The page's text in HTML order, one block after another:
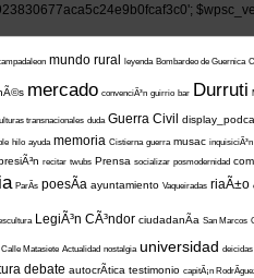
mundo rural leyenda Bombardeo de Guernica
mercado convenciÃ³n guirrio bar Durruti
transnacionales duda Guerra Civil
hilo ayuda memoria Cistierna guerra musac inquisiciÃ³n
recitar twubs Prensa socializar posmodernidad
ParÃ­s poesÃ­a ayuntamiento Vaqueiradas riaÃ±o
LegiÃ³n CÃ³ndor ciudadanÃ­a San Marcos
Calle Matasiete Actualidad nostalgia universidad deicidas
debate autocrÃ­tica testimonio capitÃ¡n